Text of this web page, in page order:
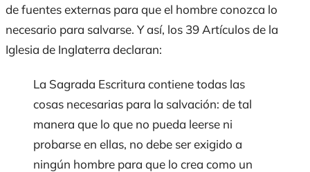
de fuentes externas para que el hombre conozca lo
necesario para salvarse. Y así, los 39 Artículos de la
Iglesia de Inglaterra declaran:
La Sagrada Escritura contiene todas las
cosas necesarias para la salvación: de tal
manera que lo que no pueda leerse ni
probarse en ellas, no debe ser exigido a
ningún hombre para que lo crea como un